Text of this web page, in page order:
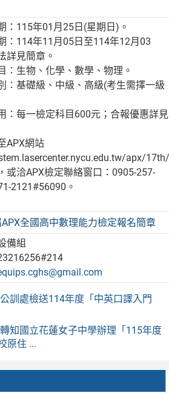
：115年01月25日(星期日)。
：114年11月05日至114年12月03
詳見簡章。
：生物、化學、數學、物理。
：基礎級、中級、高級(考生需擇一級
：每一檢定科目600元；合報優惠詳見
APX網站
apx/
或洽APX檢定聯絡窗口：0905-257-
2121#56090。
全國高中數理能力檢定報名簡章
備組
公訓處檢送114年度「中英口譯入門
轉知國立花蓮女子中學辦理「115年度
原住 ...